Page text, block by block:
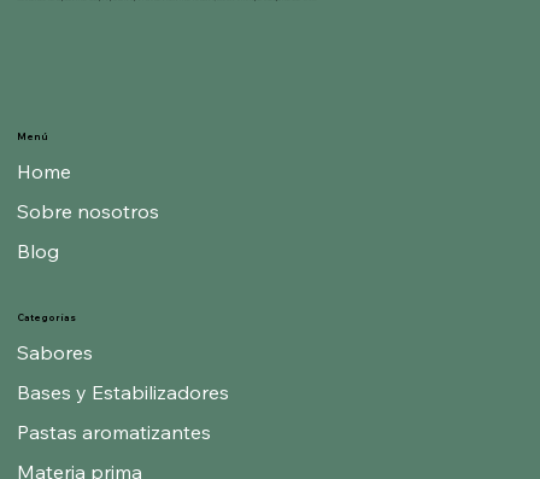
Categorías
Sabores
Bases y Estabilizadores
Pastas aromatizantes
Materia prima
Menú
Home
Sobre nosotros
Blog